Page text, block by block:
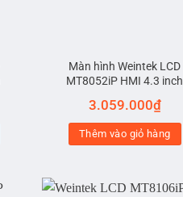
Màn hình Weintek LCD
MT8052iP HMI 4.3 inch
3.059.000₫
Thêm vào giỏ hàng